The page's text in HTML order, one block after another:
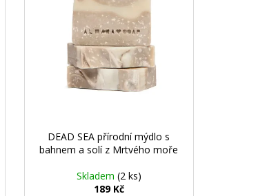
DEAD SEA přírodní mýdlo s
bahnem a solí z Mrtvého moře
Skladem (2 ks)
189 Kč